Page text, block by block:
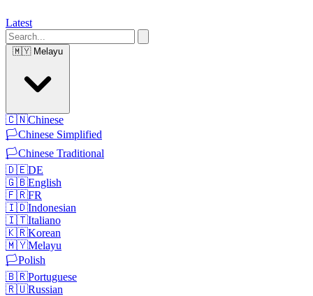
Latest
🇲🇾 Melayu
🇨🇳Chinese
🏳️Chinese Simplified
🏳️Chinese Traditional
🇩🇪DE
🇬🇧English
🇫🇷FR
🇮🇩Indonesian
🇮🇹Italiano
🇰🇷Korean
🇲🇾Melayu
🏳️Polish
🇧🇷Portuguese
🇷🇺Russian